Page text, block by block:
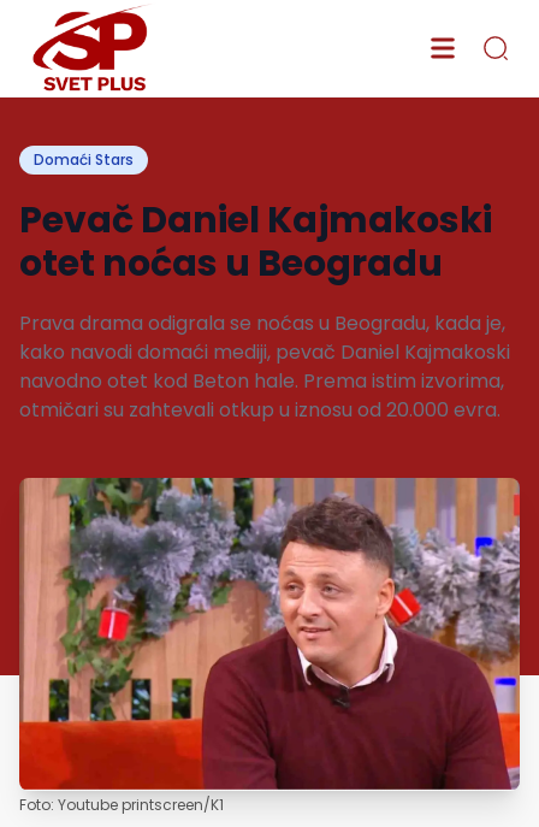
Domaći Stars
Pevač Daniel Kajmakoski
otet noćas u Beogradu
Prava drama odigrala se noćas u Beogradu, kada je,
kako navodi domaći mediji, pevač Daniel Kajmakoski
navodno otet kod Beton hale. Prema istim izvorima,
otmičari su zahtevali otkup u iznosu od 20.000 evra.
Foto: Youtube printscreen/K1